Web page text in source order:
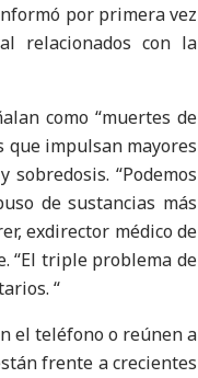
por primera vez
relacionados con la
como “muertes de
que impulsan mayores
“Podemos
de sustancias más
exdirector médico de
“El triple problema de
“
el teléfono o reúnen a
frente a crecientes